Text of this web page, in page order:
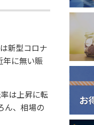
新型コロナ
年に無い賑
は上昇に転
ん、相場の